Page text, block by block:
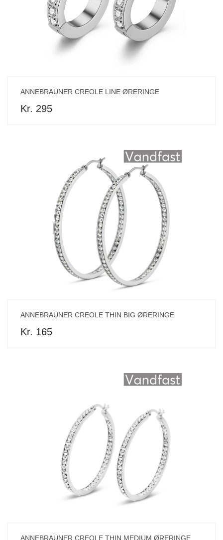
ANNEBRAUNER CREOLE LINE ØRERINGE
Kr. 295
ANNEBRAUNER CREOLE THIN BIG ØRERINGE
Kr. 165
ANNEBRAUNER CREOLE THIN MEDIUM ØRERINGE